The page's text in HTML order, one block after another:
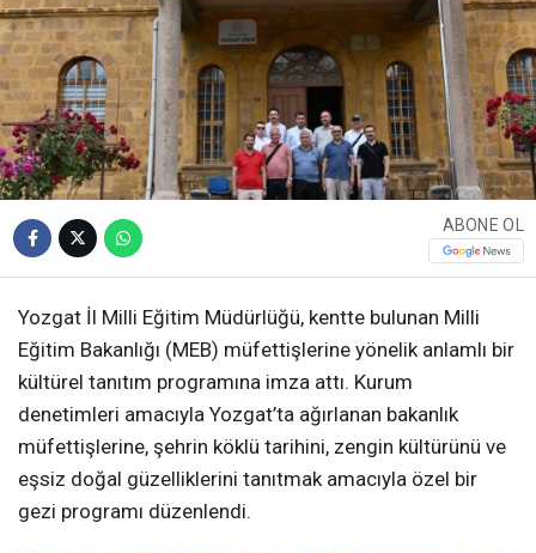
ABONE OL
Yozgat İl Milli Eğitim Müdürlüğü, kentte bulunan Milli
Eğitim Bakanlığı (MEB) müfettişlerine yönelik anlamlı bir
kültürel tanıtım programına imza attı. Kurum
denetimleri amacıyla Yozgat’ta ağırlanan bakanlık
müfettişlerine, şehrin köklü tarihini, zengin kültürünü ve
eşsiz doğal güzelliklerini tanıtmak amacıyla özel bir
gezi programı düzenlendi.